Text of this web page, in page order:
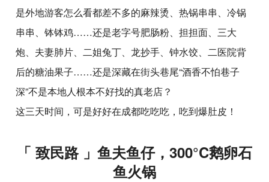
是外地游客怎么看都差不多的麻辣烫、热锅串串、冷锅
串串、钵钵鸡……还是老字号肥肠粉、担担面、三大
炮、夫妻肺片、二姐兔丁、龙抄手、钟水饺、二医院背
后的糖油果子……还是深藏在街头巷尾“酒香不怕巷子
深”不是本地人根本不好找的真老店？
这三天时间，可是好好在成都吃吃吃，吃到爆肚皮！
「 致民路 」鱼夫鱼仔，300°C鹅卵石
鱼火锅